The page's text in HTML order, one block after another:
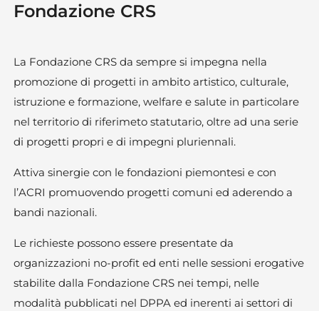
Fondazione CRS
La Fondazione CRS da sempre si impegna nella
promozione di progetti in ambito artistico, culturale,
istruzione e formazione, welfare e salute in particolare
nel territorio di riferimeto statutario, oltre ad una serie
di progetti propri e di impegni pluriennali.
Attiva sinergie con le fondazioni piemontesi e con
l’ACRI promuovendo progetti comuni ed aderendo a
bandi nazionali.
Le richieste possono essere presentate da
organizzazioni no-profit ed enti nelle sessioni erogative
stabilite dalla Fondazione CRS nei tempi, nelle
modalità pubblicati nel DPPA ed inerenti ai settori di